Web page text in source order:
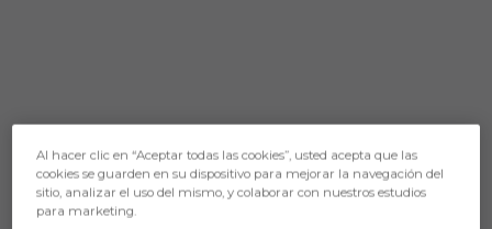
Al hacer clic en “Aceptar todas las cookies”, usted acepta que las
cookies se guarden en su dispositivo para mejorar la navegación del
sitio, analizar el uso del mismo, y colaborar con nuestros estudios
para marketing.